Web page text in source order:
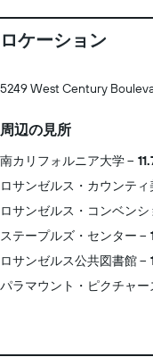
ロケーション
5249 West Century
周辺の見所
南カリフォルニア大学
ロサンゼルス・カウンテ
ロサンゼルス・コンベン
ステープルズ・センター
ロサンゼルス公共図書館
パラマウント・ピクチャー